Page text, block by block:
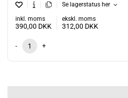
Se lagerstatus her
inkl. moms
390,00 DKK
ekskl. moms
312,00 DKK
- +